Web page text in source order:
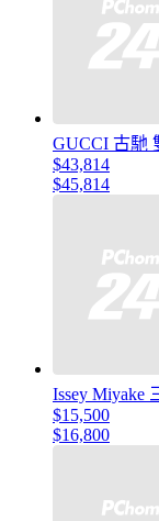
GUCCI 古馳
$43,814
$45,814
Issey Miyake
$15,500
$16,800